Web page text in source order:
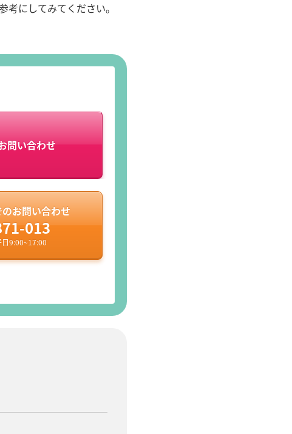
にしてみてください。
問い合わせ
お問い合わせ
013
9:00~17:00